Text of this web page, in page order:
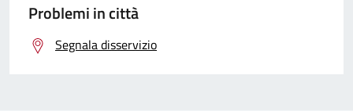
Problemi in città
Segnala disservizio